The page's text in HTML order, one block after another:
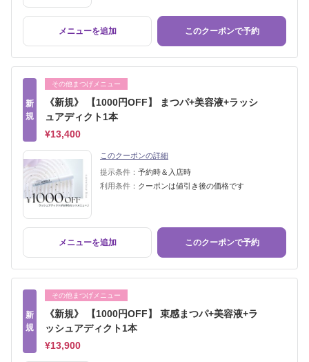
メニューを追加 このクーポンで予約
新
規
その他まつげメニュー
《新規》 【1000円OFF】 まつパ+美容液+ラッシ
ュアディクト1本
¥13,400
このクーポンの詳細
提示条件： 予約時＆入店時
利用条件： クーポンは値引き後の価格です
メニューを追加 このクーポンで予約
新
規
その他まつげメニュー
《新規》 【1000円OFF】 束感まつパ+美容液+ラ
ッシュアディクト1本
¥13,900